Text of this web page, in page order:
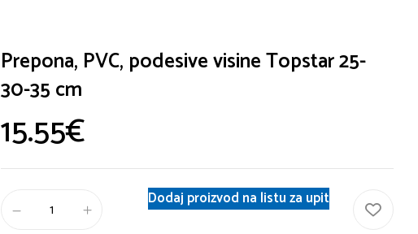
Prepona, PVC, podesive visine Topstar 25-
30-35 cm
15.55€
Dodaj proizvod na listu za upit